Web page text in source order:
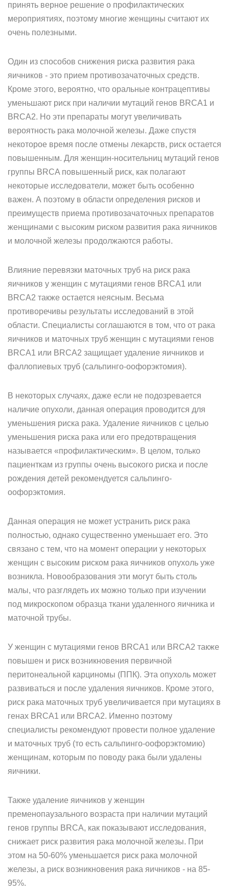
принять верное решение о профилактических
мероприятиях, поэтому многие женщины считают их
очень полезными.
Один из способов снижения риска развития рака
яичников - это прием противозачаточных средств.
Кроме этого, вероятно, что оральные контрацептивы
уменьшают риск при наличии мутаций генов BRCA1 и
BRCA2. Но эти препараты могут увеличивать
вероятность рака молочной железы. Даже спустя
некоторое время после отмены лекарств, риск остается
повышенным. Для женщин-носительниц мутаций генов
группы BRCA повышенный риск, как полагают
некоторые исследователи, может быть особенно
важен. А поэтому в области определения рисков и
преимуществ приема противозачаточных препаратов
женщинами с высоким риском развития рака яичников
и молочной железы продолжаются работы.
Влияние перевязки маточных труб на риск рака
яичников у женщин с мутациями генов BRCA1 или
BRCA2 также остается неясным. Весьма
противоречивы результаты исследований в этой
области. Специалисты соглашаются в том, что от рака
яичников и маточных труб женщин с мутациями генов
BRCA1 или BRCA2 защищает удаление яичников и
фаллопиевых труб (сальпинго-оофорэктомия).
В некоторых случаях, даже если не подозревается
наличие опухоли, данная операция проводится для
уменьшения риска рака. Удаление яичников с целью
уменьшения риска рака или его предотвращения
называется «профилактическим». В целом, только
пациенткам из группы очень высокого риска и после
рождения детей рекомендуется сальпинго-
оофорэктомия.
Данная операция не может устранить риск рака
полностью, однако существенно уменьшает его. Это
связано с тем, что на момент операции у некоторых
женщин с высоким риском рака яичников опухоль уже
возникла. Новообразования эти могут быть столь
малы, что разглядеть их можно только при изучении
под микроскопом образца ткани удаленного яичника и
маточной трубы.
У женщин с мутациями генов BRCA1 или BRCA2 также
повышен и риск возникновения первичной
перитонеальной карциномы (ППК). Эта опухоль может
развиваться и после удаления яичников. Кроме этого,
риск рака маточных труб увеличивается при мутациях в
генах BRCA1 или BRCA2. Именно поэтому
специалисты рекомендуют провести полное удаление
и маточных труб (то есть сальпинго-оофорэктомию)
женщинам, которым по поводу рака были удалены
яичники.
Также удаление яичников у женщин
пременопаузального возраста при наличии мутаций
генов группы BRCA, как показывают исследования,
снижает риск развития рака молочной железы. При
этом на 50-60% уменьшается риск рака молочной
железы, а риск возникновения рака яичников - на 85-
95%.